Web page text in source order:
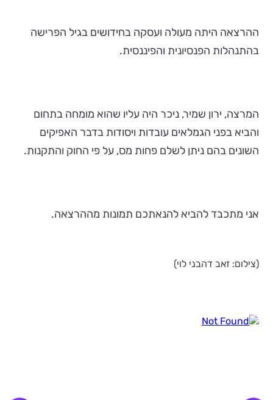
ההרצאה היתה מעולה ועסקה בחידושים בגיל הפרישה
בהתנהלות הפנסיונית והפיננסית.
המרצה, ירון שמיר, ניכר היה עליו שהוא מומחה בתחום
והביא בפני הגמלאים עובדות ויסודות בדבר האפיקים
השונים בהם ניתן לשלם פחות מס, על פי החוק והתקנות.
אני מתכבד להביא להנאתכם תמונות מההרצאה.
(צילום: זאב דהבני לוי)